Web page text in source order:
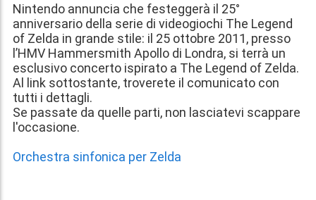
Nintendo annuncia che festeggerà il 25°
anniversario della serie di videogiochi The Legend
of Zelda in grande stile: il 25 ottobre 2011, presso
l’HMV Hammersmith Apollo di Londra, si terrà un
esclusivo concerto ispirato a The Legend of Zelda.
Al link sottostante, troverete il comunicato con
tutti i dettagli.
Se passate da quelle parti, non lasciatevi scappare
l'occasione.
Orchestra sinfonica per Zelda